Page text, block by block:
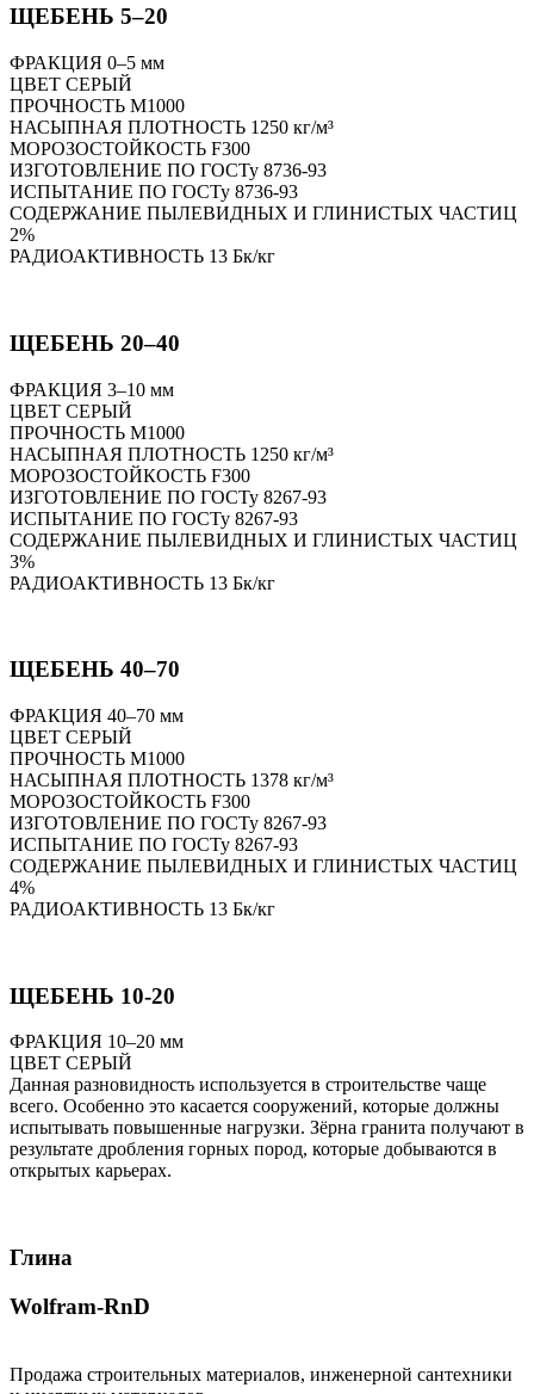
ЩЕБЕНЬ 5–20
ФРАКЦИЯ 0–5 мм
ЦВЕТ СЕРЫЙ
ПРОЧНОСТЬ M1000
НАСЫПНАЯ ПЛОТНОСТЬ 1250 кг/м³
МОРОЗОСТОЙКОСТЬ F300
ИЗГОТОВЛЕНИЕ ПО ГОСТу 8736-93
ИСПЫТАНИЕ ПО ГОСТу 8736-93
СОДЕРЖАНИЕ ПЫЛЕВИДНЫХ И ГЛИНИСТЫХ ЧАСТИЦ
2%
РАДИОАКТИВНОСТЬ 13 Бк/кг
ЩЕБЕНЬ 20–40
ФРАКЦИЯ 3–10 мм
ЦВЕТ СЕРЫЙ
ПРОЧНОСТЬ M1000
НАСЫПНАЯ ПЛОТНОСТЬ 1250 кг/м³
МОРОЗОСТОЙКОСТЬ F300
ИЗГОТОВЛЕНИЕ ПО ГОСТу 8267-93
ИСПЫТАНИЕ ПО ГОСТу 8267-93
СОДЕРЖАНИЕ ПЫЛЕВИДНЫХ И ГЛИНИСТЫХ ЧАСТИЦ
3%
РАДИОАКТИВНОСТЬ 13 Бк/кг
ЩЕБЕНЬ 40–70
ФРАКЦИЯ 40–70 мм
ЦВЕТ СЕРЫЙ
ПРОЧНОСТЬ M1000
НАСЫПНАЯ ПЛОТНОСТЬ 1378 кг/м³
МОРОЗОСТОЙКОСТЬ F300
ИЗГОТОВЛЕНИЕ ПО ГОСТу 8267-93
ИСПЫТАНИЕ ПО ГОСТу 8267-93
СОДЕРЖАНИЕ ПЫЛЕВИДНЫХ И ГЛИНИСТЫХ ЧАСТИЦ
4%
РАДИОАКТИВНОСТЬ 13 Бк/кг
ЩЕБЕНЬ 10-20
ФРАКЦИЯ 10–20 мм
ЦВЕТ СЕРЫЙ
Данная разновидность используется в строительстве чаще
всего. Особенно это касается сооружений, которые должны
испытывать повышенные нагрузки. Зёрна гранита получают в
результате дробления горных пород, которые добываются в
открытых карьерах.
Глина
Wolfram-RnD
Продажа строительных материалов, инженерной сантехники